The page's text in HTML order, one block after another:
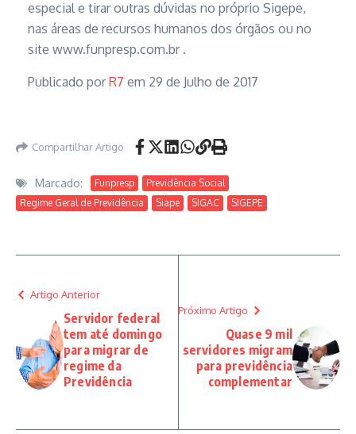
especial e tirar outras dúvidas no próprio Sigepe,
nas áreas de recursos humanos dos órgãos ou no
site www.funpresp.com.br ​.
Publicado porR7 em 29 de Julho de 2017
Compartilhar Artigo
Marcado: Funpresp
Previdência Social
Regime Geral de Previdência
Siape SIGAC SIGEPE
Artigo Anterior
Servidor federal
tem até domingo
para migrar de
regime da
Previdência
Próximo Artigo
Quase 9 mil
servidores migram
para previdência
complementar